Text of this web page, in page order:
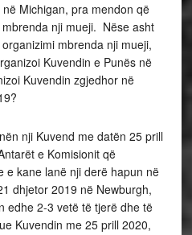
Michigan, pra mendon që
nji mueji. Nëse asht
mbrenda nji mueji,
Kuvendin e Punës në
Kuvendin zgjedhor në
nji Kuvend me datën 25 prill
e Komisionit që
e kane lanë nji derë hapun në
dhjetor 2019 në Newburgh,
edhe 2-3 vetë të tjerë dhe të
Kuvendin me 25 prill 2020,